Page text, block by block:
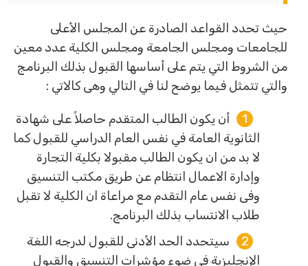
حيث تحدد القواعد الصادرة عن المجلس الأعلى
للجامعات ومجلس الجامعة ومجلس الكلية عدد معين
من الشروط التي يتم على أساسها القبول بذلك البرنامج
والتي تتمثل فيما يوضح لنا في التالي وهى كالاتي :
أن يكون الطالب المتقدم حاصلاً على شهادة
الثانوية العامة في نفس العام الدراسي للقبول كما
لا بد من ان يكون الطالب مقبولا بكلية التجارة
وإدارة الاعمال انتظام عن طريق مكتب التنسيق
وفى نفس عام التقدم مع مراعاة ان الكلية لا تقبل
طلاب الانتساب بذلك البرنامج.
سيتحدد الحد الأدنى للقبول لدرجه اللغة
الإنجليزية في ضوء مؤشرات التنسيق والقبول